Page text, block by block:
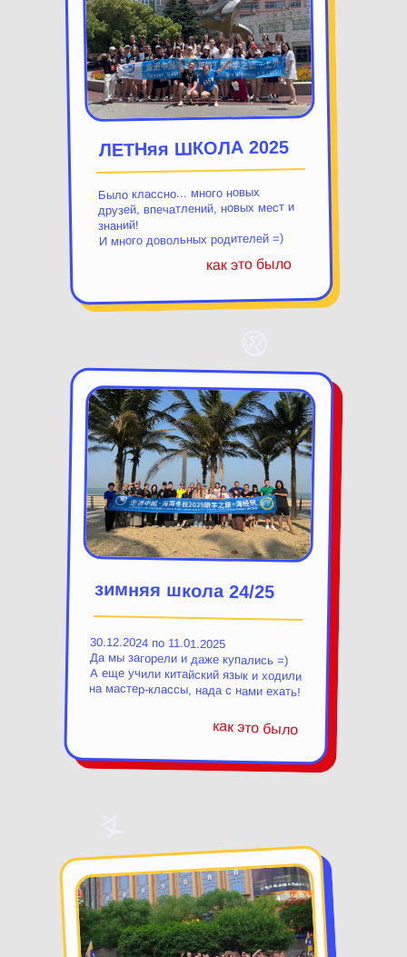
зимняя школа 24/25
30.12.2024 по 11.01.2025
Да мы загорели и даже купались =)
А еще учили китайский язык и ходили
на мастер-классы, нада с нами ехать!
как это было
ЛЕТНяя ШКОЛА 2025
Было классно... много новых
друзей, впечатлений, новых мест и
знаний!
И много довольных родителей =)
как это было